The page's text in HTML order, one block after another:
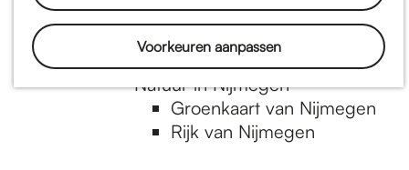
Voorkeuren aanpassen
Vrede van Nijmegen
Penning
Natuur in Nijmegen
Groenkaart van Nijmegen
Rijk van Nijmegen